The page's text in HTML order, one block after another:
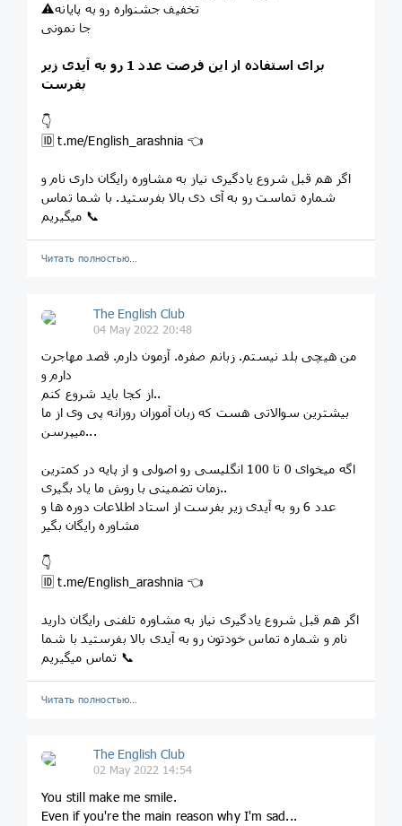
⚠️تخفیف جشنواره رو به پایانه
جا نمونی
برای استفاده از این فرصت عدد 1 رو به آیدی زیر
بفرست
👇
🆔 t.me/English_arashnia 👈
اگر هم قبل شروع یادگیری نیاز به مشاوره رایگان داری نام و
شماره تماست رو به آی دی بالا بفرستید. با شما تماس
میگیریم 📞
Читать полностью…
The English Club
04 May 2022 20:48
من هیچی بلد نیستم. زبانم صفره. آزمون دارم. قصد مهاجرت
دارم و
از کجا باید شروع کنم..
بیشترین سوالاتی هست که زبان آموزان روزانه پی وی از ما
میپرسن...
اگه میخوای 0 تا 100 انگلیسی رو اصولی و از پایه در کمترین
زمان تضمینی با روش ما یاد بگیری..
عدد 6 رو به آیدی زیر بفرست از استاد اطلاعات دوره ها و
مشاوره رایگان بگیر
👇
🆔 t.me/English_arashnia 👈
اگر هم قبل شروع یادگیری نیاز به مشاوره تلفنی رایگان دارید
نام و شماره تماس خودتون رو به آیدی بالا بفرستید با شما
تماس میگیریم 📞
Читать полностью…
The English Club
02 May 2022 14:54
You still make me smile.
Even if you're the main reason why I'm sad...